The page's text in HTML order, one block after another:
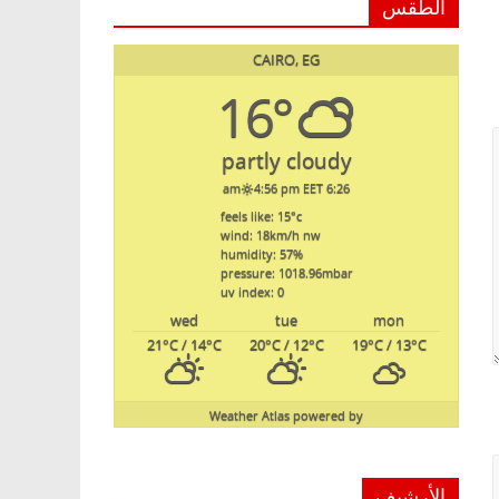
الطقس
CAIRO, EG
16°
partly cloudy
6:26 am
4:56 pm EET
feels like: 15°c
wind: 18km/h nw
humidity: 57%
pressure: 1018.96mbar
uv index: 0
mon
tue
wed
19°C/ 13°C
20°C/ 12°C
21°C/ 14°C
powered by
Weather Atlas